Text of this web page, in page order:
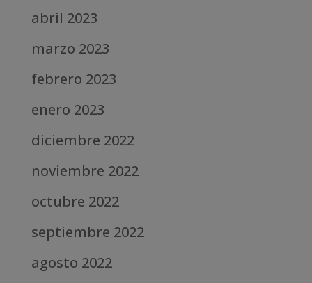
abril 2023
marzo 2023
febrero 2023
enero 2023
diciembre 2022
noviembre 2022
octubre 2022
septiembre 2022
agosto 2022